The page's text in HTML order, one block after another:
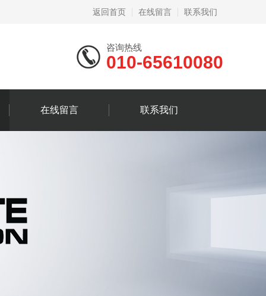
返回首页 在线留言 联系我们
咨询热线
010-65610080
在线留言 联系我们